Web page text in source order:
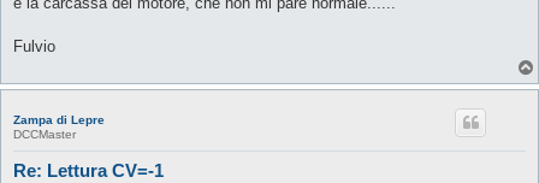
o
Fulvio
Zampa di Lepre
DCCMaster
Re: Lettura CV=-1